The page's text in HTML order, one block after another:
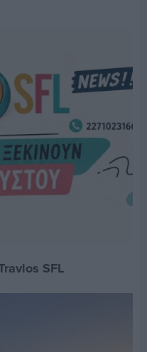
SFL